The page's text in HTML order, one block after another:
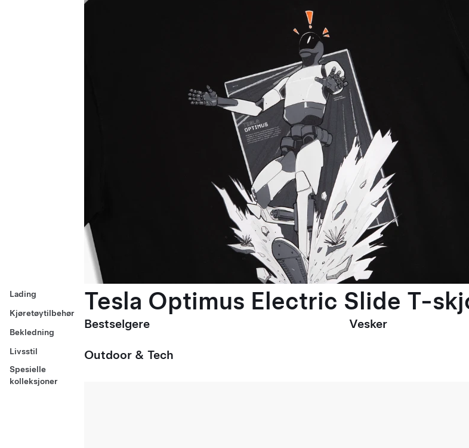
Lading
Kjøretøytilbehør
Bekledning
Livsstil
Spesielle
kolleksjoner
Tesla Optimus Electric Slide T-
Bestselgere Vesker
Outdoor & Tech